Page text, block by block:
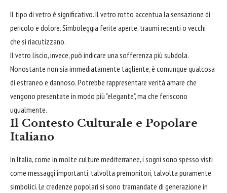
Il tipo di vetro è significativo. Il vetro rotto accentua la sensazione di
pericolo e dolore. Simboleggia ferite aperte, traumi recenti o vecchi
che si riacutizzano.
Il vetro liscio, invece, può indicare una sofferenza più subdola.
Nonostante non sia immediatamente tagliente, è comunque qualcosa
di estraneo e dannoso. Potrebbe rappresentare verità amare che
vengono presentate in modo più "elegante", ma che feriscono
ugualmente.
Il Contesto Culturale e Popolare
Italiano
In Italia, come in molte culture mediterranee, i sogni sono spesso visti
come messaggi importanti, talvolta premonitori, talvolta puramente
simbolici. Le credenze popolari si sono tramandate di generazione in